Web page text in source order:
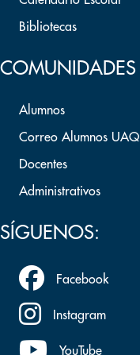
Bibliotecas
COMUNIDADES
Alumnos
Correo Alumnos UAQ
Docentes
Administrativos
SÍGUENOS:
Facebook
Instagram
YouTube